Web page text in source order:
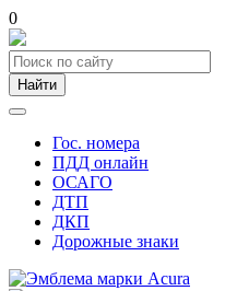
0
Найти
Гос. номера
ПДД онлайн
ОСАГО
ДТП
ДКП
Дорожные знаки